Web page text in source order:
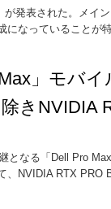
発表された。メイ
になっていることが
」モバ
きNVIDIA
となる「Dell Pro
、NVIDIA RTX PRO